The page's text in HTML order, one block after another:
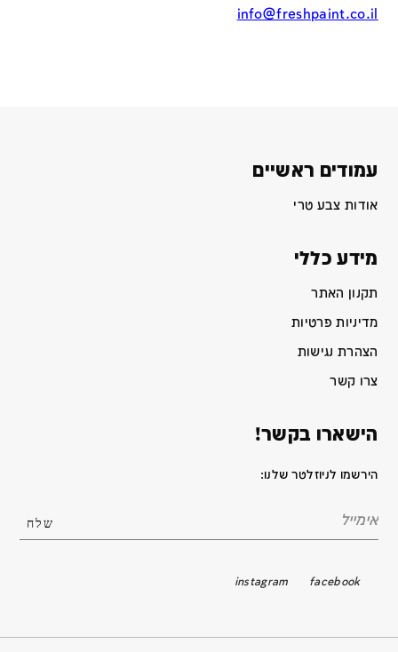
info@freshpaint.co.il
עמודים ראשיים
אודות צבע טרי
מידע כללי
תקנון האתר
מדיניות פרטיות
הצהרת נגישות
צרו קשר
הישארו בקשר!
הירשמו לניוזלטר שלנו:
facebook
instagram